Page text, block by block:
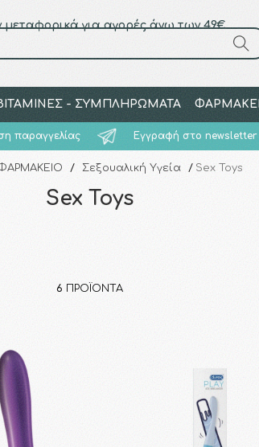
για αγορές άνω των 49€
- ΣΥΜΠΛΗΡΩΜΑΤΑ
παραγγελίας Εγγραφή στο newsletter
Αναζήτηση
/ Σεξουαλική Υγεία / Sex Toys
Sex Toys
6 ΠΡΟΪΌΝΤΑ